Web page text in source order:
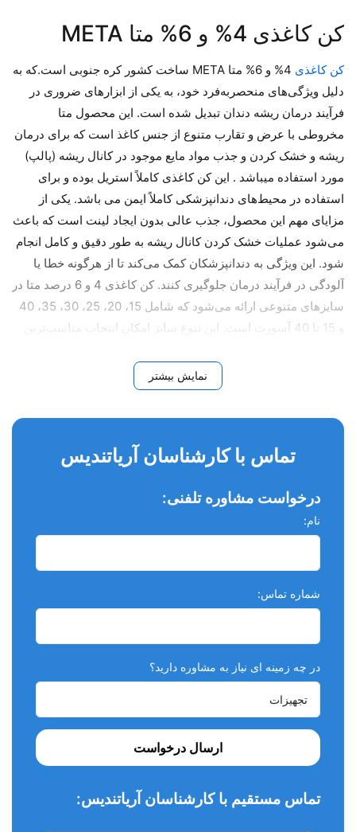
کن کاغذی 4% و 6% متا META
کن کاغذی
4% و 6% متا META ساخت کشور کره جنوبی است.که به
دلیل ویژگی‌های منحصربه‌فرد خود، به یکی از ابزارهای ضروری در
فرآیند درمان ریشه دندان تبدیل شده است. این محصول متا
مخروطی با عرض و تقارب متنوع از جنس کاغذ است که برای درمان
ریشه و خشک کردن و جذب مواد مایع موجود در کانال ریشه (پالپ)
مورد استفاده میباشد . این کن کاغذی کاملاً استریل بوده و برای
استفاده در محیط‌های دندانپزشکی کاملاً ایمن می باشد. یکی از
مزایای مهم این محصول، جذب عالی بدون ایجاد لینت است که باعث
می‌شود عملیات خشک کردن کانال ریشه به طور دقیق و کامل انجام
شود. این ویژگی به دندانپزشکان کمک می‌کند تا از هرگونه خطا یا
آلودگی در فرآیند درمان جلوگیری کنند. کن کاغذی 4 و 6 درصد متا در
سایزهای متنوعی ارائه می‌شود که شامل 15، 20، 25، 30، 35، 40
و 15 تا 40 آسورت است. این تنوع سایز امکان انتخاب مناسب‌ترین
عددی به صورت تک سایز و آسورت ارائه می شود . شرایط بهتر
ویژگی ها
برای خشک کردن و جذب مواد مایع موجود در کانال ریشه کاربرد
دارد.
کن کاغذی یک ابزار
با عرض متنوع و از جنس کاغذ
این محصول محکم و انعطاف‌پذیر است.
سایزبندی متنوع است.
دارای استاندارد های ISO می باشد.
انواع کن کاغذی متا
کن کاغذی ساده
کن کاغذی مدرج
کن کاغذی مدرج تیپر ۴%
نمایش بیشتر
تماس با کارشناسان آریاتندیس
درخواست مشاوره تلفنی:
نام:
شماره تماس:
در چه زمینه ای نیاز به مشاوره دارید؟
ارسال درخواست
تماس مستقیم با کارشناسان آریاتندیس: